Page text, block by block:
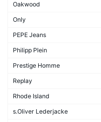
Oakwood
Only
PEPE Jeans
Philipp Plein
Prestige Homme
Replay
Rhode Island
s.Oliver Lederjacke